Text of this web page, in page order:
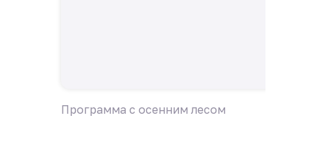
Программа с осенним лесом